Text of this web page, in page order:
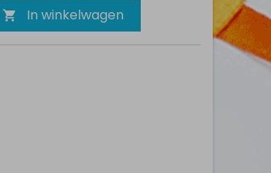
 In winkelwagen